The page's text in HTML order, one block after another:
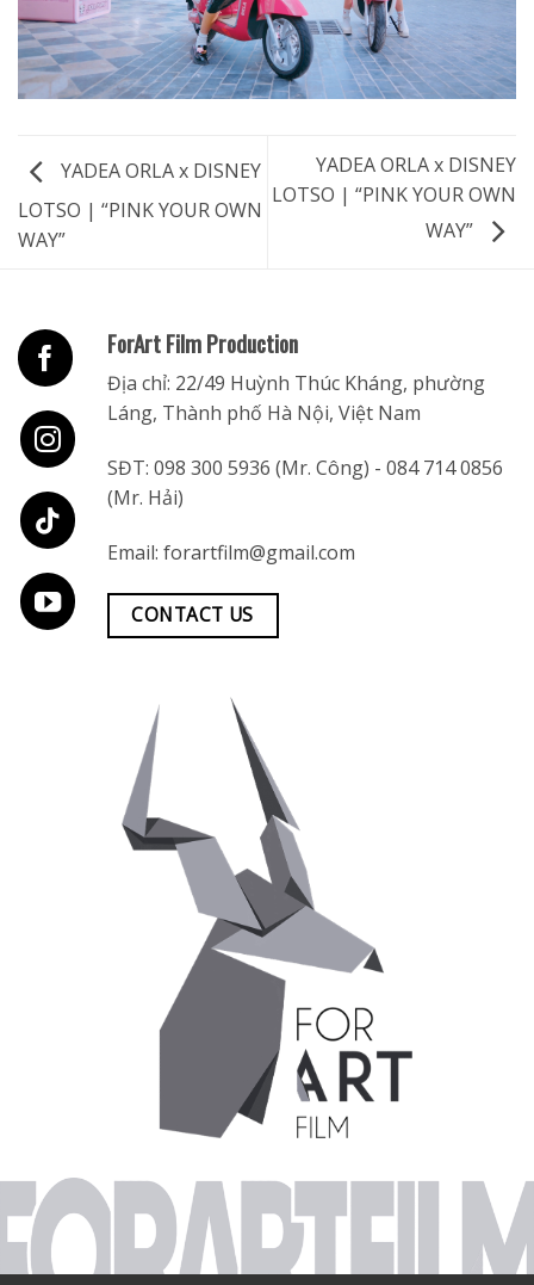
YADEA ORLA x DISNEY
LOTSO | “PINK YOUR OWN
WAY”
YADEA ORLA x DISNEY
LOTSO | “PINK YOUR OWN
WAY”
ForArt Film Production
Địa chỉ: 22/49 Huỳnh Thúc Kháng, phường
Láng, Thành phố Hà Nội, Việt Nam
SĐT: 098 300 5936 (Mr. Công) - 084 714 0856
(Mr. Hải)
Email: forartfilm@gmail.com
CONTACT US